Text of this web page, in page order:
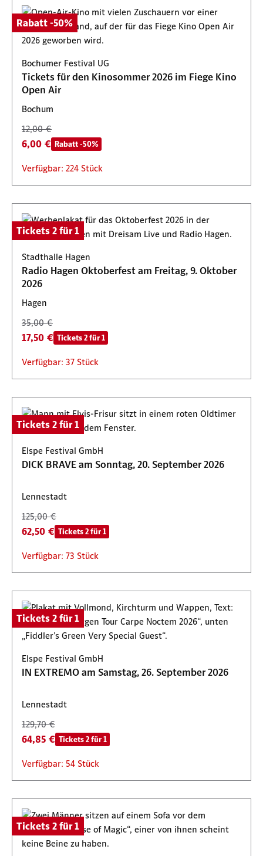
Rabatt -50%
Bochumer Festival UG
Tickets für den Kinosommer 2026 im Fiege Kino
Open Air
Bochum
12,00 €
6,00 € Rabatt -50%
Verfügbar: 224 Stück
Tickets 2 für 1
Stadthalle Hagen
Radio Hagen Oktoberfest am Freitag, 9. Oktober
2026
Hagen
35,00 €
17,50 € Tickets 2 für 1
Verfügbar: 37 Stück
Tickets 2 für 1
Elspe Festival GmbH
DICK BRAVE am Sonntag, 20. September 2026
Lennestadt
125,00 €
62,50 € Tickets 2 für 1
Verfügbar: 73 Stück
Tickets 2 für 1
Elspe Festival GmbH
IN EXTREMO am Samstag, 26. September 2026
Lennestadt
129,70 €
64,85 € Tickets 2 für 1
Verfügbar: 54 Stück
Tickets 2 für 1